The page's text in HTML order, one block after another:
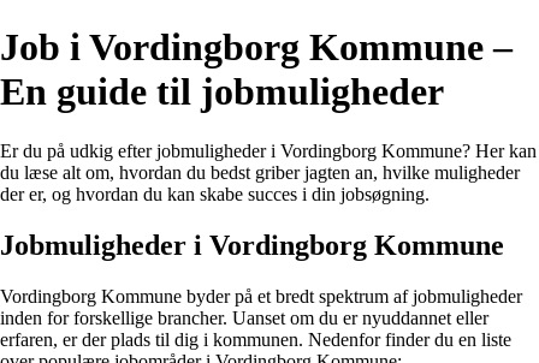
Job i Vordingborg Kommune –
En guide til jobmuligheder
Er du på udkig efter jobmuligheder i Vordingborg Kommune? Her kan
du læse alt om, hvordan du bedst griber jagten an, hvilke muligheder
der er, og hvordan du kan skabe succes i din jobsøgning.
Jobmuligheder i Vordingborg Kommune
Vordingborg Kommune byder på et bredt spektrum af jobmuligheder
inden for forskellige brancher. Uanset om du er nyuddannet eller
erfaren, er der plads til dig i kommunen. Nedenfor finder du en liste